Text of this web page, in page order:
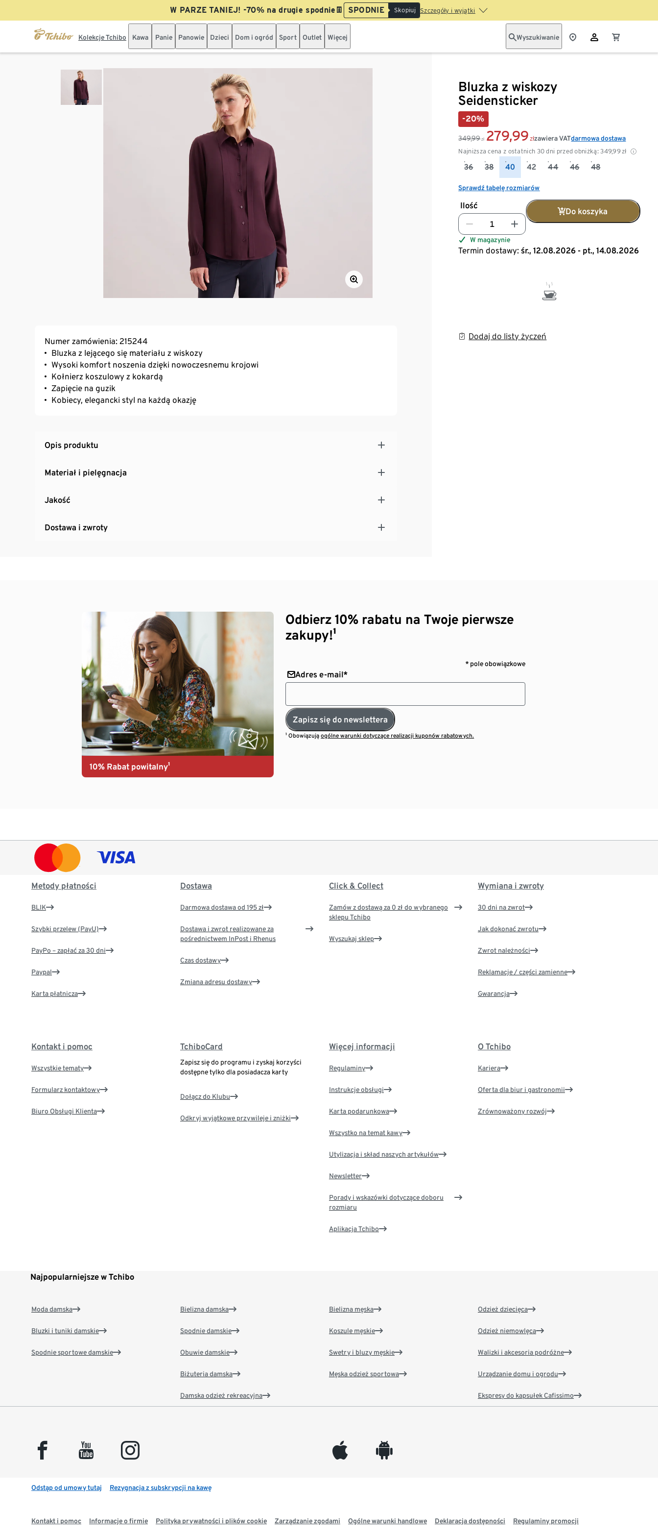
W PARZE TANIEJ! -70% na drugie spodnie👖 SPODNIE Skopiuj Szczegóły i wyjątki
Kolekcje Tchibo Kawa Panie Panowie Dzieci Dom i ogród Sport Outlet Więcej Wyszukiwanie
Bluzka z wiskozy
Seidensticker
-20%
349,99 zł 279,99 zł
Najniższa cena z ostatnich 30 dni przed obniżką: 349,99zł
zawiera VATdarmowa dostawa
36 38 40 42 44 46 48
Sprawdź tabelę rozmiarów
Ilość
Do koszyka
W magazynie
Termin dostawy: śr., 12.08.2026 - pt., 14.08.2026
Dodaj do listy życzeń
Numer zamówienia: 215244
Bluzka z lejącego się materiału z wiskozy
Wysoki komfort noszenia dzięki nowoczesnemu krojowi
Kołnierz koszulowy z kokardą
Zapięcie na guzik
Kobiecy, elegancki styl na każdą okazję
Opis produktu
Materiał i pielęgnacja
Jakość
Dostawa i zwroty
10% Rabat powitalny¹
Odbierz 10% rabatu na Twoje pierwsze
zakupy!¹
* pole obowiązkowe
Adres e-mail*
Zapisz się do newslettera
¹ Obowiązująogólne warunki dotyczące realizacji kuponów rabatowych.
Metody płatności
BLIK
Szybki przelew (PayU)
PayPo – zapłać za 30 dni
Paypal
Karta płatnicza
Dostawa
Darmowa dostawa od 195 zł
Dostawa i zwrot realizowane za
pośrednictwem InPost i Rhenus
Czas dostawy
Zmiana adresu dostawy
Click & Collect
Zamów z dostawą za 0 zł do wybranego
sklepu Tchibo
Wyszukaj sklep
Wymiana i zwroty
30 dni na zwrot
Jak dokonać zwrotu
Zwrot należności
Reklamacje / części zamienne
Gwarancja
Kontakt i pomoc
Wszystkie tematy
Formularz kontaktowy
Biuro Obsługi Klienta
TchiboCard
Zapisz się do programu i zyskaj korzyści
dostępne tylko dla posiadacza karty
Dołącz do Klubu
Odkryj wyjątkowe przywileje i zniżki
Więcej informacji
Regulaminy
Instrukcje obsługi
Karta podarunkowa
Wszystko na temat kawy
Utylizacja i skład naszych artykułów
Newsletter
Porady i wskazówki dotyczące doboru
rozmiaru
Aplikacja Tchibo
O Tchibo
Kariera
Oferta dla biur i gastronomii
Zrównoważony rozwój
Najpopularniejsze w Tchibo
Moda damska
Bluzki i tuniki damskie
Spodnie sportowe damskie
Bielizna damska
Spodnie damskie
Obuwie damskie
Biżuteria damska
Damska odzież rekreacyjna
Bielizna męska
Koszule męskie
Swetry i bluzy męskie
Męska odzież sportowa
Odzież dziecięca
Odzież niemowlęca
Walizki i akcesoria podróżne
Urządzanie domu i ogrodu
Ekspresy do kapsułek Cafissimo
facebook youtube instagram appleinc android
Odstąp od umowy tutaj Rezygnacja z subskrypcji na kawę
Kontakt i pomoc Informacje o firmie Polityka prywatności i plików cookie Zarządzanie zgodami Ogólne warunki handlowe Deklaracja dostępności Regulaminy promocji